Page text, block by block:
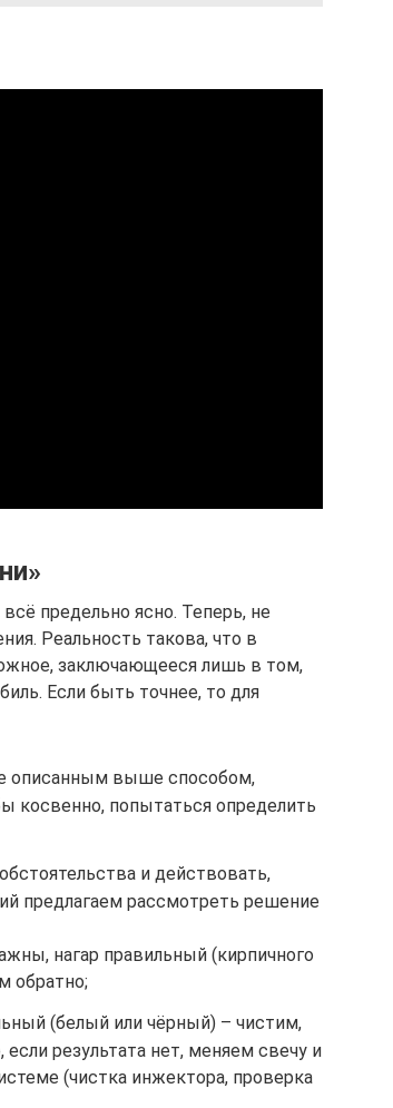
предельно ясно. Теперь, не
Реальность такова, что в
заключающееся лишь в том,
Если быть точнее, то для
описанным выше способом,
косвенно, попытаться определить
и действовать,
предлагаем рассмотреть решение
нагар правильный (кирпичного
обратно;
(белый или чёрный) – чистим,
результата нет, меняем свечу и
(чистка инжектора, проверка